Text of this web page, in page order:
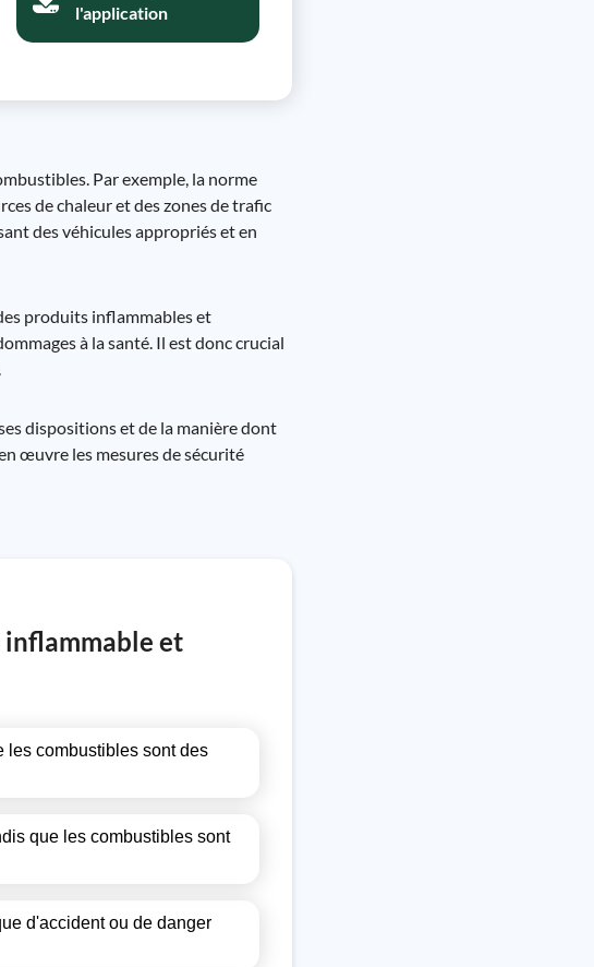
l'application
Par exemple, la norme
de chaleur et des zones de trafic
des véhicules appropriés et en
produits inflammables et
à la santé. Il est donc crucial
dispositions et de la manière dont
œuvre les mesures de sécurité
inflammable et
les combustibles sont des
que les combustibles sont
d'accident ou de danger